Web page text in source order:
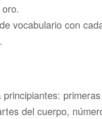
vocabulario con
del cuerpo,